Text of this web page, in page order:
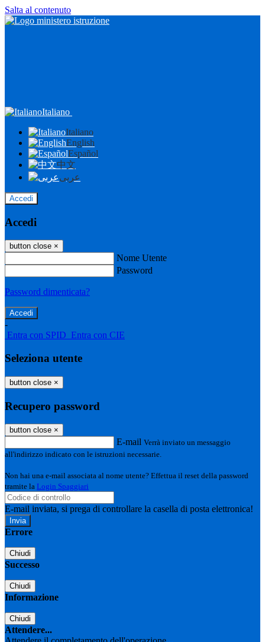
Salta al contenuto
Italiano
Italiano
English
Español
中文
عربى
Accedi
Accedi
button close ×
Nome Utente
Password
Password dimenticata?
-
Entra con SPID Entra con CIE
Seleziona utente
button close ×
Recupero password
button close ×
E-mail Verrà inviato un messaggio
all'indirizzo indicato con le istruzioni necessarie.
Non hai una e-mail associata al nome utente? Effettua il reset della password
tramite la Login Spaggiari
E-mail inviata, si prega di controllare la casella di posta elettronica!
Errore
Chiudi
Successo
Chiudi
Informazione
Chiudi
Attendere...